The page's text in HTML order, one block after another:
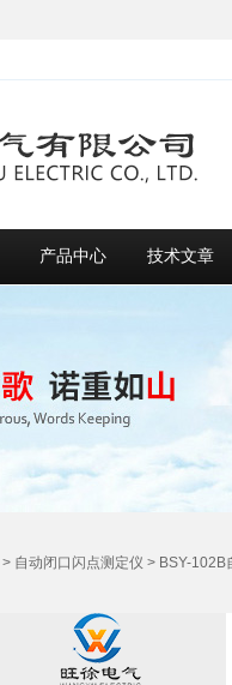
产品中心 技术文章
> 自动闭口闪点测定仪 > BSY-102B